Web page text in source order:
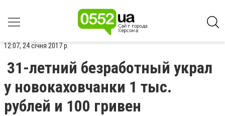
12:07, 24 січня 2017 р.
31-летний безработный украл
у новокаховчанки 1 тыс.
рублей и 100 гривен